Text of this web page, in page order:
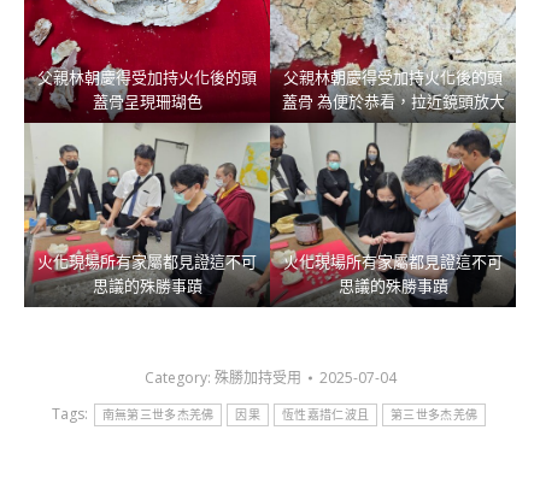
父親林朝慶得受加持火化後的頭
蓋骨呈現珊瑚色
父親林朝慶得受加持火化後的頭
蓋骨 為便於恭看，拉近鏡頭放大
火化現場所有家屬都見證這不可
思議的殊勝事蹟
火化現場所有家屬都見證這不可
思議的殊勝事蹟
Category: 殊勝加持受用
2025-07-04
Tags:
南無第三世多杰羌佛 因果 恆性嘉措仁波且 第三世多杰羌佛